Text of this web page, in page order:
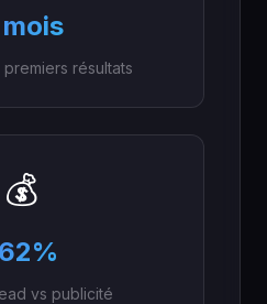
résultats
💰
vs publicité